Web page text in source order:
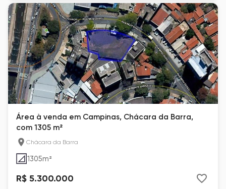
Área à venda em Campinas, Chácara da Barra,
com 1305 m²
Chácara da Barra
1305m²
R$ 5.300.000